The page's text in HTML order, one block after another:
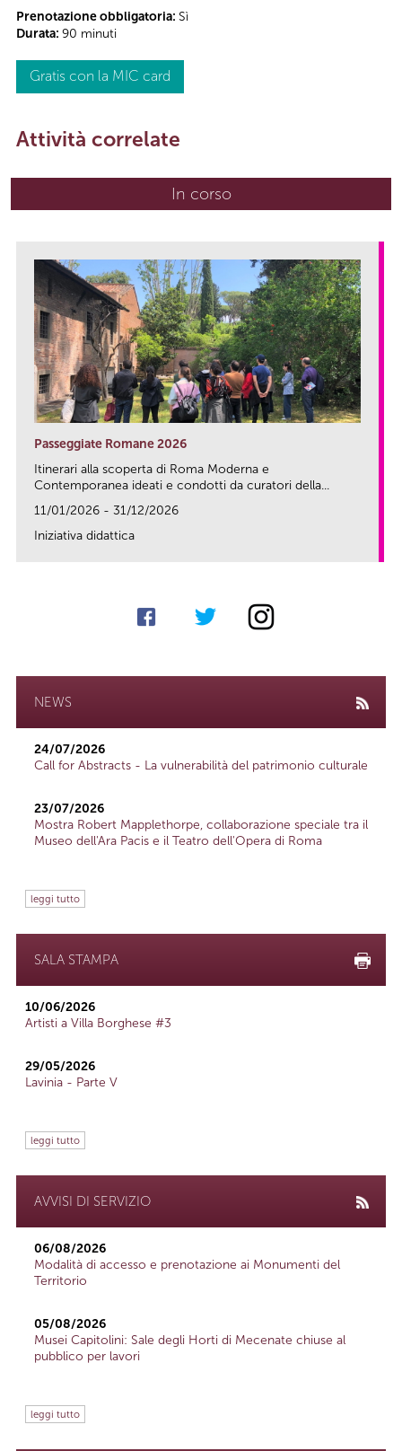
Prenotazione obbligatoria: Sì
Durata: 90 minuti
Gratis con la MIC card
Attività correlate
In corso(scheda attiva)
Passeggiate Romane 2026
Itinerari alla scoperta di Roma Moderna e
Contemporanea ideati e condotti da curatori della...
11/01/2026 - 31/12/2026
Iniziativa didattica
NEWS
24/07/2026
Call for Abstracts - La vulnerabilità del patrimonio culturale
23/07/2026
Mostra Robert Mapplethorpe, collaborazione speciale tra il
Museo dell'Ara Pacis e il Teatro dell'Opera di Roma
leggi tutto
SALA STAMPA
10/06/2026
Artisti a Villa Borghese #3
29/05/2026
Lavinia - Parte V
leggi tutto
AVVISI DI SERVIZIO
06/08/2026
Modalità di accesso e prenotazione ai Monumenti del
Territorio
05/08/2026
Musei Capitolini: Sale degli Horti di Mecenate chiuse al
pubblico per lavori
leggi tutto